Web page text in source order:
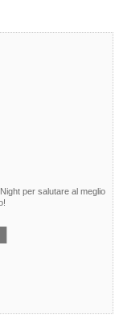
per salutare al meglio